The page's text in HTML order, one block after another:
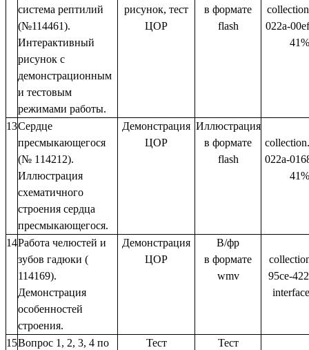
система рептилий
(№114461).
Интерактивный
рисунок с
демонстрационным
и тестовым
режимами работы.
рисунок, тест
ЦОР
в формате
flash
022a-
13Сердце
пресмыкающегося
(№ 114212).
Иллюстрация
схематичного
строения сердца
пресмыкающегося.
Демонстрация
ЦОР
Иллюстрация
в формате
flash
022a-
14Работа челюстей и
зубов гадюки (
114169).
Демонстрация
особенностей
строения.
Демонстрация
ЦОР
В/фр
в формате
wmv
95ce-
15Вопрос 1, 2, 3, 4 по
Тест
Тест